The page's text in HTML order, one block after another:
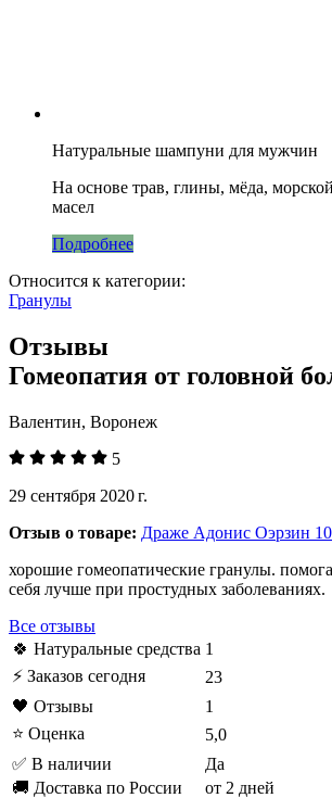
Натуральные шампуни для мужчин
На основе трав, глины, мёда,
масел
Подробнее
Относится к категории:
Гранулы
Отзывы
Гомеопатия от головной
Валентин, Воронеж
5
29 сентября 2020 г.
Отзыв о товаре: Драже Адонис Оэрзин
хорошие гомеопатические гранулы.
себя лучше при простудных заболеваниях.
Все отзывы
🍀 Натуральные средства 1
⚡ Заказов сегодня
23
🖤 Отзывы
1
⭐ Оценка
5,0
✅ В наличии
Да
🚚 Доставка по России
от 2 дней